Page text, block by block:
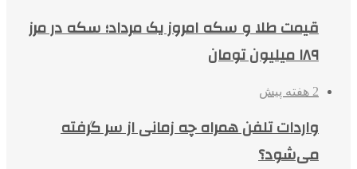
قیمت طلا و سکه امروز یک مرداد؛ سکه در مرز
۱۸۹ میلیون تومان
2 هفته پیش
واردات تلفن همراه چه زمانی از سر گرفته
می‌شود؟